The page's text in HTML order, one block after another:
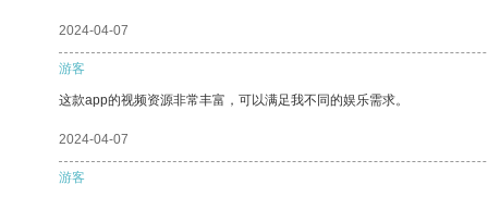
2024-04-07
游客
这款app的视频资源非常丰富，可以满足我不同的娱乐需求。
2024-04-07
游客